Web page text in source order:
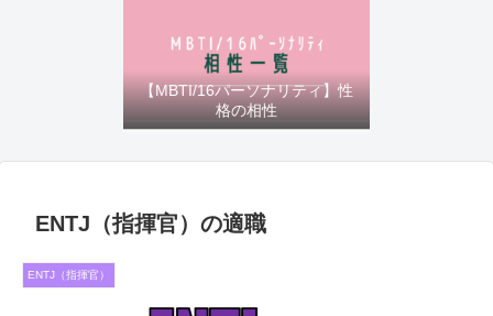
【MBTI/16パーソナリティ】性
格の相性
ENTJ（指揮官）の適職
ENTJ（指揮官）